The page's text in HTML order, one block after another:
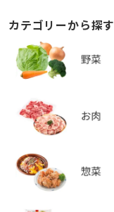
カテゴリーから探す